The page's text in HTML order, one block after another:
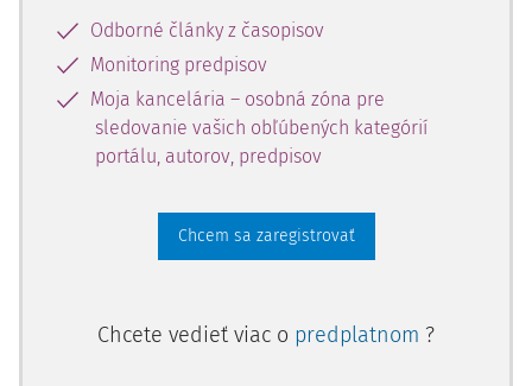
percentný súdny poplatok pri upomínacom konaní
prípadne aj snaha žalobcu v určitej miere skoncentrovať a
časovo zúžiť priestor pre úvodné prostriedky procesnej
obrany žalovaného v rámci odporu (ktorý musí byť
žalovaným podaný v zákonnej 15-dňovej lehote,
vyjadrenie sa k žalobe, nemožno predĺžiť
Početnosť upomínacích konaní so sebou prirodzene
prípad, ak sa žalovaný v lehote na podanie odporu vzdá
svojho práva podať odpor. CSP a aniZákon o upomínacom
Odborné články z časopisov
Monitoring predpisov
Moja kancelária – osobná zóna pre
sledovanie vašich obľúbených kategórií
portálu, autorov, predpisov
Chcem sa zaregistrovať
Chcete vedieť viac o predplatnom ?